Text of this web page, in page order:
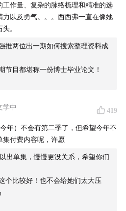
级富豪圈、政商圈、金融圈、情
等。从2005年起，爱泼斯坦案的
由谎言、欺骗与剥削构成，并
的人卷入其中。
年的角力，“社会性恶的力量”
终在博弈。它让我们发现权贵
案》通过，大量解密文件曝
权贵阶层最好的观察样本之
看见他们是如何谈话，又如何
量公共资源，能够左右公共决
式——他们共享着类似的意识形
这超越了职业、圈层、甚至种
工作量、复杂的脉络梳理和精准的选
力以及勇气。。。西西弗一直在像她
。
推两位出一期如何搜索整理资料成
节目都堪称一份博士毕业论文！
学中 419
年）不会有第二季了，但希望今年不
集付费内容呢，许愿
出单集，慢慢更没关系，希望你们
个比较好！也不会给她们太大压